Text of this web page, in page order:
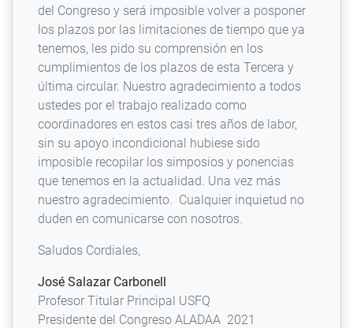
del Congreso y será imposible volver a posponer
los plazos por las limitaciones de tiempo que ya
tenemos, les pido su comprensión en los
cumplimientos de los plazos de esta Tercera y
última circular. Nuestro agradecimiento a todos
ustedes por el trabajo realizado como
coordinadores en estos casi tres años de labor,
sin su apoyo incondicional hubiese sido
imposible recopilar los simposios y ponencias
que tenemos en la actualidad. Una vez más
nuestro agradecimiento. Cualquier inquietud no
duden en comunicarse con nosotros.
Saludos Cordiales,
José Salazar Carbonell
Profesor Titular Principal USFQ
Presidente del Congreso ALADAA 2021